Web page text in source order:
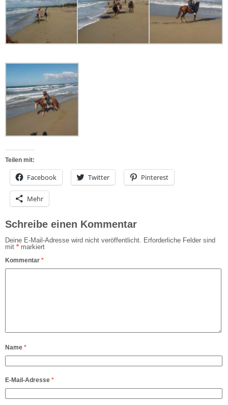
Teilen mit:
Facebook Twitter Pinterest
Mehr
Schreibe einen Kommentar
Deine E-Mail-Adresse wird nicht veröffentlicht.
Erforderliche Felder sind
mit * markiert
Kommentar *
Name *
E-Mail-Adresse *